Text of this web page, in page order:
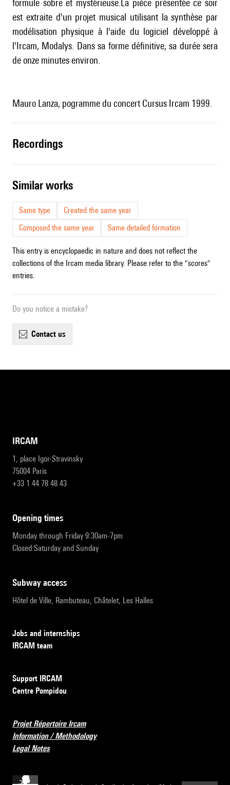
formule sobre et mystérieuse.La pièce présentée ce soir
est extraite d'un projet musical utilisant la synthèse par
modélisation physique à l'aide du logiciel développé à
l'Ircam, Modalys. Dans sa forme définitive, sa durée sera
de onze minutes environ.
Mauro Lanza, pogramme du concert Cursus Ircam 1999.
recordings
similar works
Same type
Created the same year
Composed the same year
Same detailed formation
This entry is encyclopaedic in nature and does not reflect the
collections of the Ircam media library. Please refer to the "scores"
entries.
Do you notice a mistake?
contact us
IRCAM
1, place Igor-Stravinsky
75004 Paris
+33 1 44 78 48 43
opening times
Monday through Friday 9:30am-7pm
Closed Saturday and Sunday
subway access
Hôtel de Ville, Rambuteau, Châtelet, Les Halles
Jobs and internships
IRCAM team
Support IRCAM
Centre Pompidou
Projet Répertoire Ircam
Information / Methodology
Legal Notes